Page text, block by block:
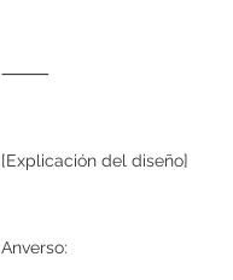
⸻
[Explicación del diseño]
Anverso: